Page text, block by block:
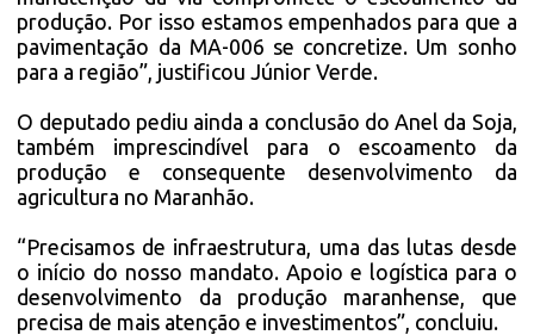
produção. Por isso estamos empenhados para que a
pavimentação da MA-006 se concretize. Um sonho
para a região”, justificou Júnior Verde.
O deputado pediu ainda a conclusão do Anel da Soja,
também imprescindível para o escoamento da
produção e consequente desenvolvimento da
agricultura no Maranhão.
“Precisamos de infraestrutura, uma das lutas desde
o início do nosso mandato. Apoio e logística para o
desenvolvimento da produção maranhense, que
precisa de mais atenção e investimentos”, concluiu.